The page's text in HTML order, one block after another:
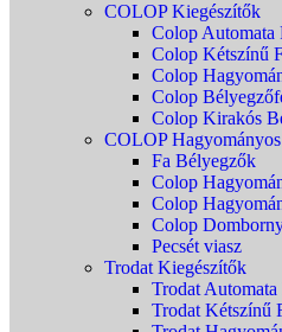
COLOP Kiegészítők
Colop Automata
Colop Kétszínű
Colop
Colop
Colop Kirakós
COLOP
Fa Bélyegzők
Colop
Colop
Colop
Pecsét viasz
Trodat Kiegészítők
Trodat Automata
Trodat Kétszínű